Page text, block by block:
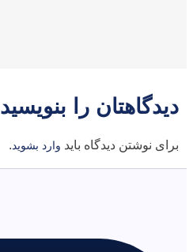
دیدگاهتان را بنویسید
برای نوشتن دیدگاه باید وارد بشوید.